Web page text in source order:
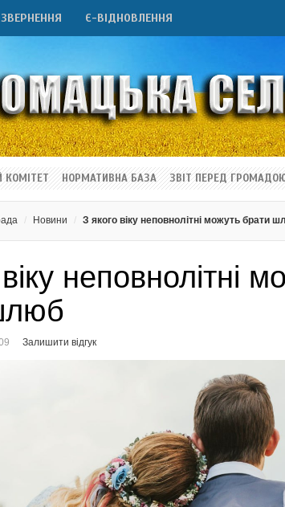
Є-ВІДНОВЛЕННЯ
КОМІТЕТ НОРМАТИВНА БАЗА ЗВІТ ПЕРЕД
Новини З якого віку неповнолітні можуть брати
неповнолітні
Залишити відгук